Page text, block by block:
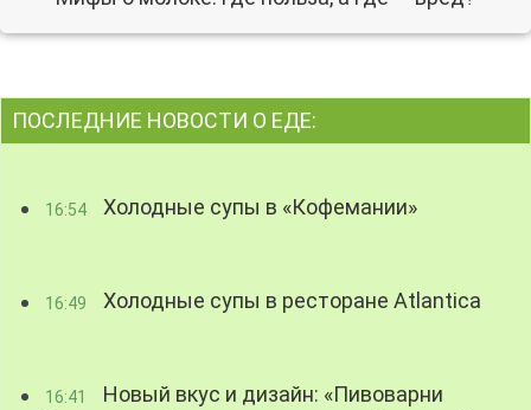
ПОСЛЕДНИЕ НОВОСТИ О ЕДЕ:
16:54 Холодные супы в «Кофемании»
16:49 Холодные супы в ресторане Atlantica
16:41
Новый вкус и дизайн: «Пивоварни